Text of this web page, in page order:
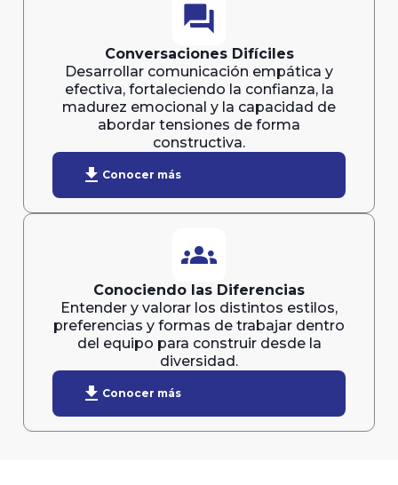
forum
Conversaciones Difíciles
Desarrollar comunicación empática y
efectiva, fortaleciendo la confianza, la
madurez emocional y la capacidad de
abordar tensiones de forma
constructiva.
download Conocer más
groups
Conociendo las Diferencias
Entender y valorar los distintos estilos,
preferencias y formas de trabajar dentro
del equipo para construir desde la
diversidad.
download Conocer más